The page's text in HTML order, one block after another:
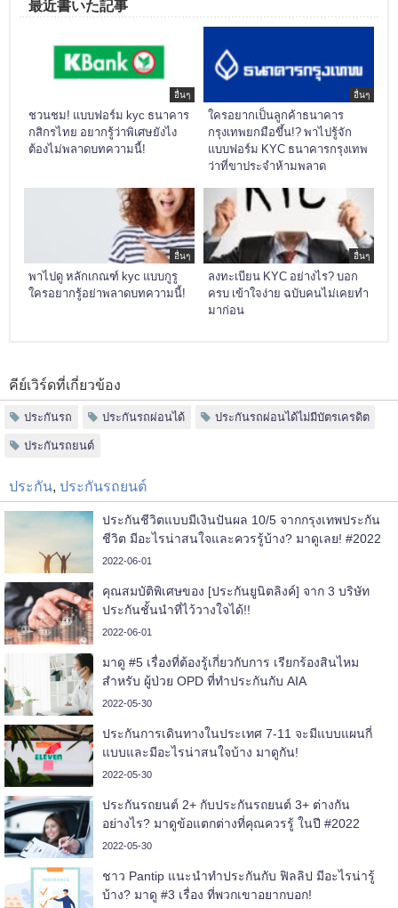
最近書いた記事
อื่นๆ
ชวนชม! แบบฟอร์ม kyc ธนาคาร
กสิกรไทย อยากรู้ว่าพิเศษยังไง
ต้องไม่พลาดบทความนี้!
อื่นๆ
ใครอยากเป็นลูกค้าธนาคาร
กรุงเทพยกมือขึ้น!? พาไปรู้จัก
แบบฟอร์ม KYC ธนาคารกรุงเทพ
ว่าที่ขาประจำห้ามพลาด
อื่นๆ
พาไปดู หลักเกณฑ์ kyc แบบกูรู
ใครอยากรู้อย่าพลาดบทความนี้!
อื่นๆ
ลงทะเบียน KYC อย่างไร? บอก
ครบ เข้าใจง่าย ฉบับคนไม่เคยทำ
มาก่อน
คีย์เวิร์ดที่เกี่ยวข้อง
ประกันรถ ประกันรถผ่อนได้ ประกันรถผ่อนได้ไม่มีบัตรเครดิต
ประกันรถยนต์
ประกัน ประกันรถยนต์
ประกันชีวิตแบบมีเงินปันผล 10/5 จากกรุงเทพประกัน
ชีวิต มีอะไรน่าสนใจและควรรู้บ้าง? มาดูเลย! #2022
2022-06-01
คุณสมบัติพิเศษของ [ประกันยูนิตลิงค์] จาก 3 บริษัท
ประกันชั้นนำที่ไว้วางใจได้!!
2022-06-01
มาดู #5 เรื่องที่ต้องรู้เกี่ยวกับการ เรียกร้องสินไหม
สำหรับ ผู้ป่วย OPD ที่ทำประกันกับ AIA
2022-05-30
ประกันการเดินทางในประเทศ 7-11 จะมีแบบแผนกี่
แบบและมีอะไรน่าสนใจบ้าง มาดูกัน!
2022-05-30
ประกันรถยนต์ 2+ กับประกันรถยนต์ 3+ ต่างกัน
อย่างไร? มาดูข้อแตกต่างที่คุณควรรู้ ในปี #2022
2022-05-30
ชาว Pantip แนะนำทำประกันกับ ฟิลลิป มีอะไรน่ารู้
บ้าง? มาดู #3 เรื่อง ที่พวกเขาอยากบอก!